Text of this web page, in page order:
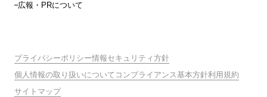
広報・PRについて
プライバシーポリシー情報セキュリティ方針
個人情報の取り扱いについて コンプライアンス基本方針利用規約
サイトマップ